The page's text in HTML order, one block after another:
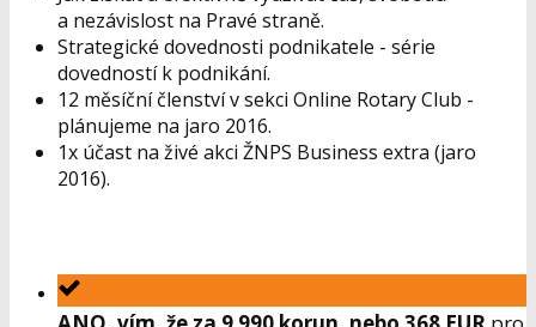
a nezávislost na Pravé straně.
Strategické dovednosti podnikatele - série
dovedností k podnikání.
12 měsíční členství v sekci Online Rotary Club -
plánujeme na jaro 2016.
1x účast na živé akci ŽNPS Business extra (jaro
2016).